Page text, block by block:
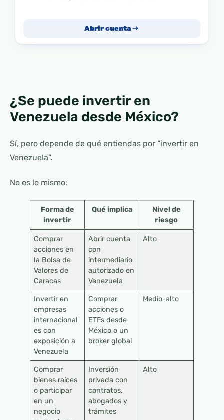
Abrir cuenta
¿Se puede invertir en
Venezuela desde México?
Sí, pero depende de qué entiendas por “invertir en
Venezuela”.
No es lo mismo:
Forma de
invertir
Qué implica
Nivel de
riesgo
Comprar
acciones en
la Bolsa de
Valores de
Caracas
Abrir cuenta
con
intermediario
autorizado en
Venezuela
Alto
Invertir en
empresas
internacional
es con
exposición a
Venezuela
Comprar
acciones o
ETFs desde
México o un
broker global
Medio-alto
Comprar
bienes raíces
o participar
en un
negocio
Inversión
privada con
contratos,
abogados y
trámites
Alto